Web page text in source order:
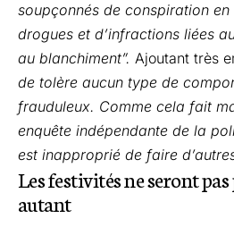
soupçonnés de conspiration
drogues et d’infractions liées
au blanchiment”. Ajoutant très
de tolère aucun type de
frauduleux. Comme cela fait
enquête indépendante de la
est inapproprié de faire
Les festivités ne seront
autant